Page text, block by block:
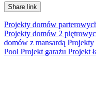
Share link
Projekty domów
Projekty domów 2
domów z mansardą Projekty
Pool Projekt garażu Projekt